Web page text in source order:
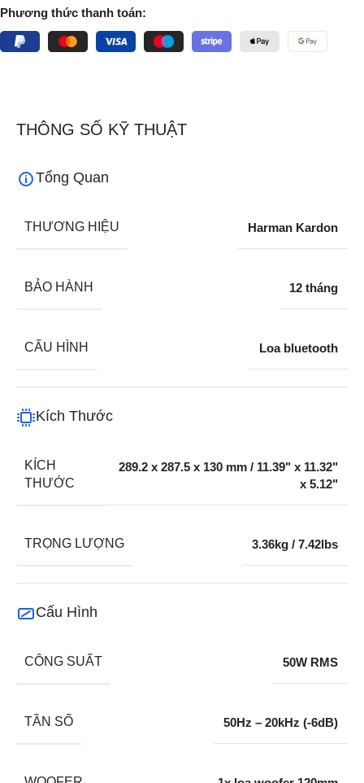
Phương thức thanh toán:
THÔNG SỐ KỸ THUẬT
Tổng Quan
THƯƠNG HIỆU Harman Kardon
BẢO HÀNH 12 tháng
CẤU HÌNH Loa bluetooth
Kích Thước
KÍCH
THƯỚC
289.2 x 287.5 x 130 mm / 11.39" x 11.32"
x 5.12"
TRỌNG LƯỢNG 3.36kg / 7.42lbs
Cấu Hình
CÔNG SUẤT 50W RMS
TẦN SỐ 50Hz – 20kHz (-6dB)